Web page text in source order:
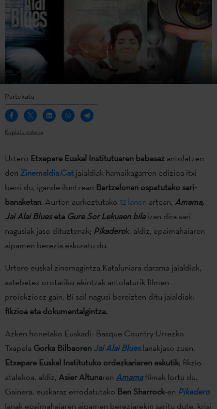
Partekatu
Kopiatu esteka
Urtero Etxepare Euskal Institutuaren babesaz antolatzen
den Zinemaldia.Cat jaialdiak hamaikagarren edizioa itxi
berri du, igande iluntzean Bartzelonan ospatutako sari-
banaketan. Aurten aurkeztutako 12 lanen artean, Amama,
Jai Alai Blueseta Gure Sor Lekuaen bilaizan dira sari
nagusiak jaso dituztenak; Pikaderok, aldiz, epaimahaiaren
aipamen berezia eskuratu du.
Urtero euskal zinemagintza Kataluniara darama jaialdiak,
astebetez orotariko ekintzak antolaturik filmen
proiekzioez gain. Bi sail nagusi bereizten ditu jaialdiak:
fikzioa eta dokumentalgintza.
Azken honetako Euskadi- Basque Country Urrezko
Txapela Gorka Bilbaoren Jai Alai Blueslanakjaso zuen,
Etxepare Euskal Institutuko ordezkariaren eskutik; fikzio
atalekoa, aldiz, Asier Altunaren Amamafilmak lortu du.
Gainera, euskaraz errodatutako Ben Sharrock-en Pikadero
lanak epaimahaiaren aipamen bereziarekin saritu dute, krisi